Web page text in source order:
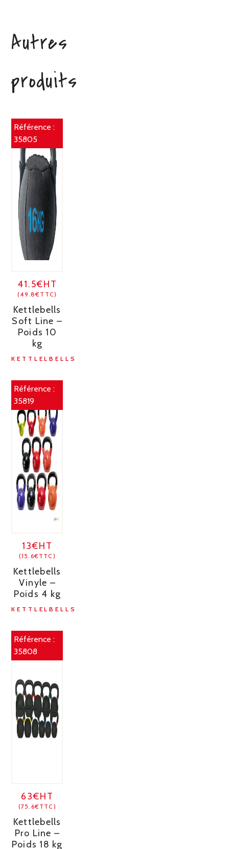
Autres
produits
Référence :
35805
41.5€HT
(49.8€TTC)
Kettlebells
Soft Line –
Poids 10
kg
KETTLELBELLS
Référence :
35819
13€HT
(15.6€TTC)
Kettlebells
Vinyle –
Poids 4 kg
KETTLELBELLS
Référence :
35808
63€HT
(75.6€TTC)
Kettlebells
Pro Line –
Poids 18 kg